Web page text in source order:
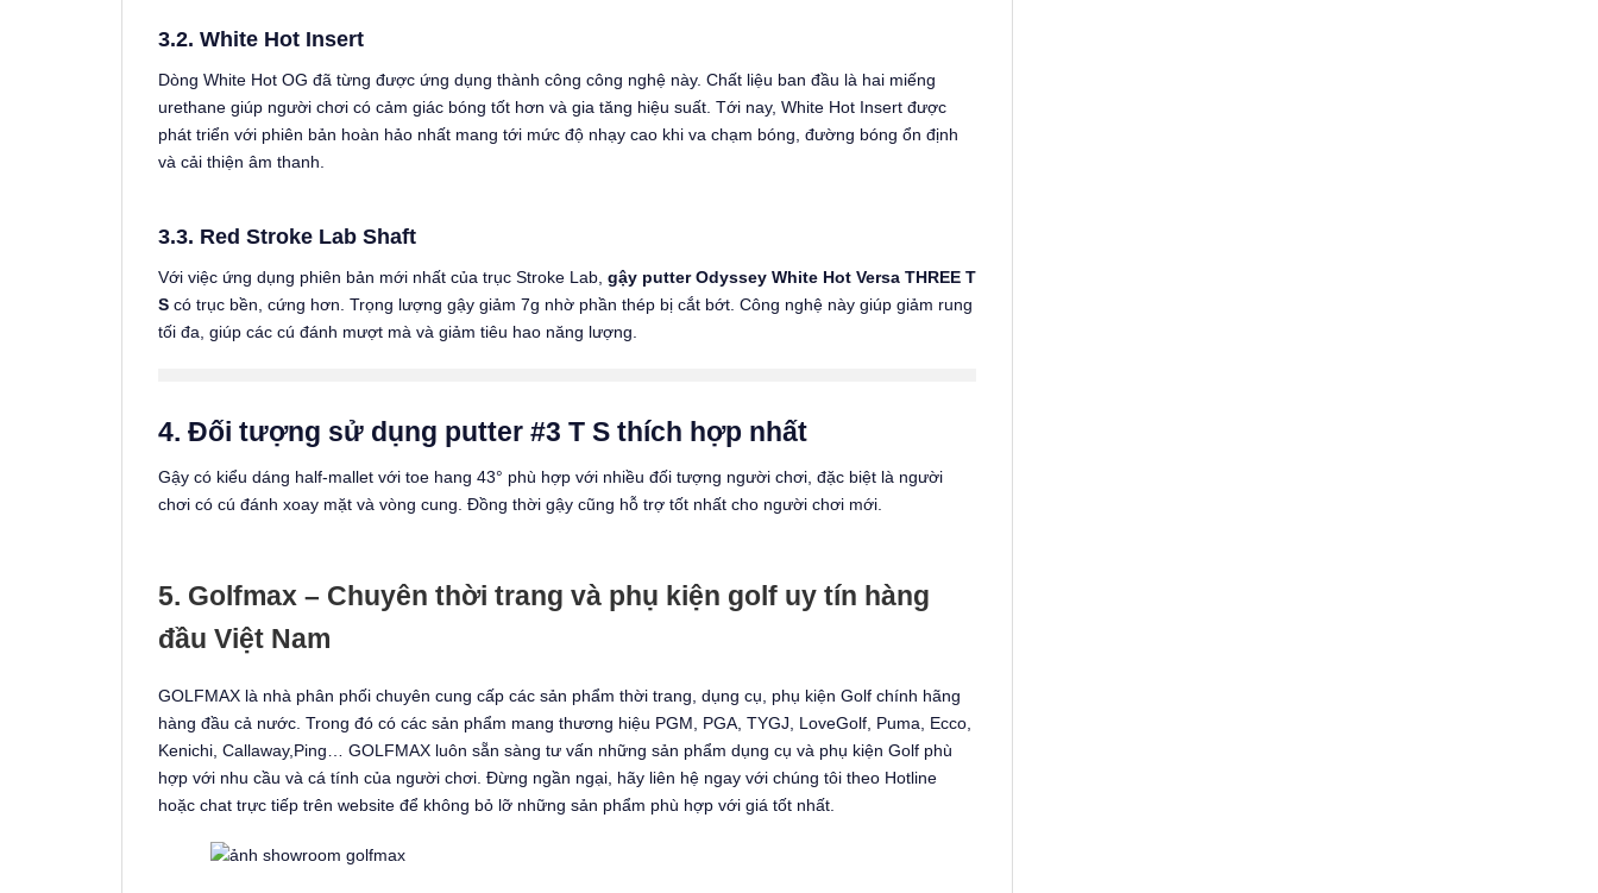
3.2. White Hot Insert
Dòng White Hot OG đã từng được ứng dụng thành công công nghệ này. Chất liệu ban đầu là hai miếng
urethane giúp người chơi có cảm giác bóng tốt hơn và gia tăng hiệu suất. Tới nay, White Hot Insert được
phát triển với phiên bản hoàn hảo nhất mang tới mức độ nhạy cao khi va chạm bóng, đường bóng ổn định
và cải thiện âm thanh.
3.3. Red Stroke Lab Shaft
Với việc ứng dụng phiên bản mới nhất của trục Stroke Lab, gậy putter Odyssey White Hot Versa THREE T
S có trục bền, cứng hơn. Trọng lượng gậy giảm 7g nhờ phần thép bị cắt bớt. Công nghệ này giúp giảm rung
tối đa, giúp các cú đánh mượt mà và giảm tiêu hao năng lượng.
4. Đối tượng sử dụng putter #3 T S thích hợp nhất
Gậy có kiểu dáng half-mallet với toe hang 43° phù hợp với nhiều đối tượng người chơi, đặc biệt là người
chơi có cú đánh xoay mặt và vòng cung. Đồng thời gậy cũng hỗ trợ tốt nhất cho người chơi mới.
5. Golfmax – Chuyên thời trang và phụ kiện golf uy tín hàng
đầu Việt Nam
GOLFMAX là nhà phân phối chuyên cung cấp các sản phẩm thời trang, dụng cụ, phụ kiện Golf chính hãng
hàng đầu cả nước. Trong đó có các sản phẩm mang thương hiệu PGM, PGA, TYGJ, LoveGolf, Puma, Ecco,
Kenichi, Callaway,Ping… GOLFMAX luôn sẵn sàng tư vấn những sản phẩm dụng cụ và phụ kiện Golf phù
hợp với nhu cầu và cá tính của người chơi. Đừng ngần ngại, hãy liên hệ ngay với chúng tôi theo Hotline
hoặc chat trực tiếp trên website để không bỏ lỡ những sản phẩm phù hợp với giá tốt nhất.